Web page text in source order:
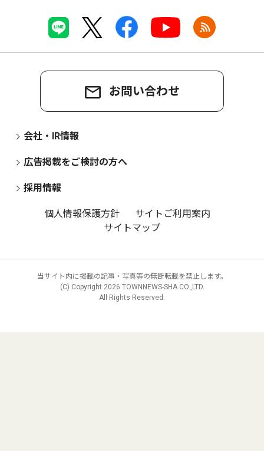
お問い合わせ
会社・IR情報
広告掲載をご検討の方へ
採用情報
個人情報保護方針
サイトご利用案内
サイトマップ
当サイト内に掲載の記事・写真等の無断転載を禁止します。
(C) Copyright 2026 TOWNNEWS-SHA CO.,LTD.
All Rights Reserved.